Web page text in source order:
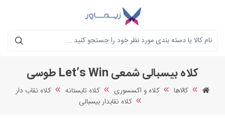
جستجو
کلاه بیسبالی شمعی Let’s Win طوسی
کالاها کلاه و اکسسوری کلاه تابستانه
کلاه نقاب دار
کلاه نقابدار بیسبالی